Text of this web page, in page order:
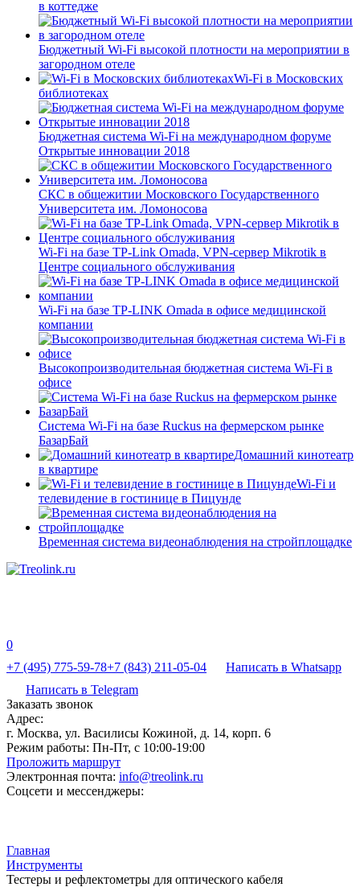
в коттедже
Бюджетный Wi-Fi высокой плотности на мероприятии в
загородном отеле
Wi-Fi в Московских
библиотеках
Бюджетная система Wi-Fi на международном форуме
Открытые инновации 2018
СКС в общежитии Московского Государственного
Университета им. Ломоносова
Wi-Fi на базе TP-Link Omada, VPN-сервер Mikrotik в
Центре социального обслуживания
Wi-Fi на базе TP-LINK Omada в офисе медицинской
компании
Высокопроизводительная бюджетная система Wi-Fi в
офисе
Система Wi-Fi на базе Ruckus на фермерском рынке
БазарБай
Домашний кинотеатр
в квартире
Wi-Fi и
телевидение в гостинице в Пицунде
Временная система видеонаблюдения на стройплощадке
0
+7 (495) 775-59-78+7 (843) 211-05-04
Написать в Whatsapp
Написать в Telegram
Заказать звонок
Адрес:
г. Москва, ул. Василисы Кожиной, д. 14, корп. 6
Режим работы: Пн-Пт, с 10:00-19:00
Проложить маршрут
Электронная почта: info@treolink.ru
Соцсети и мессенджеры:
Главная
Инструменты
Тестеры и рефлектометры для оптического кабеля